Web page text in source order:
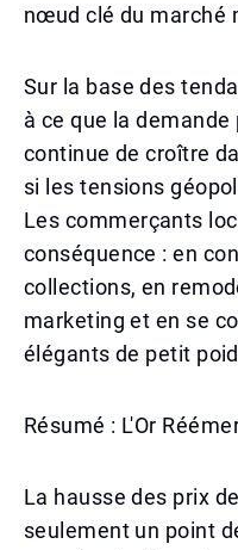
nœud clé du marché
Sur la base des
à ce que la
continue de croître
si les tensions
Les commerçants
conséquence : en
collections, en
marketing et en se
élégants de petit
Résumé : L'Or
La hausse des prix
seulement un point